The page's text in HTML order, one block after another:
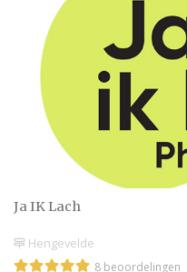
Ja IK Lach
Hengevelde
8 beoordelingen